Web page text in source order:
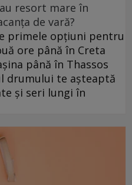
resort mare în
de vară?
primele opțiuni pentru
ore până în Creta
până în Thassos
drumului te așteaptă
și seri lungi în